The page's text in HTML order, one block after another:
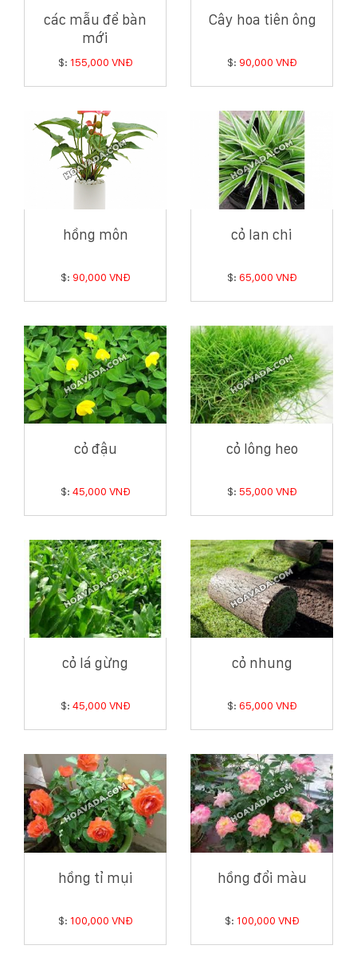
các mẫu để bàn
mới
$: 155,000 VNĐ
Cây hoa tiên ông
$: 90,000 VNĐ
hồng môn
$: 90,000 VNĐ
cỏ lan chi
$: 65,000 VNĐ
cỏ đậu
$: 45,000 VNĐ
cỏ lông heo
$: 55,000 VNĐ
cỏ lá gừng
$: 45,000 VNĐ
cỏ nhung
$: 65,000 VNĐ
hồng tỉ mụi
$: 100,000 VNĐ
hồng đổi màu
$: 100,000 VNĐ